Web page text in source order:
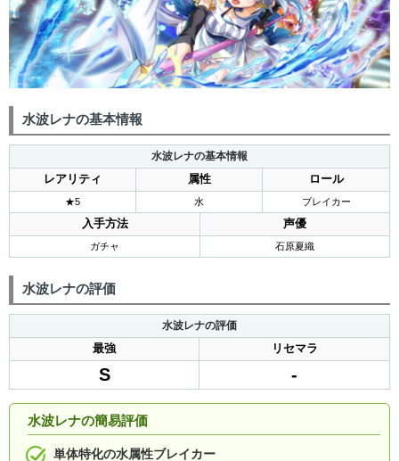
水波レナの基本情報
水波レナの基本情報
レアリティ
属性 ロール
★5 水 ブレイカー
入手方法 声優
ガチャ 石原夏織
水波レナの評価
水波レナの評価
最強
リセマラ
S -
水波レナの簡易評価
単体特化の水属性ブレイカー